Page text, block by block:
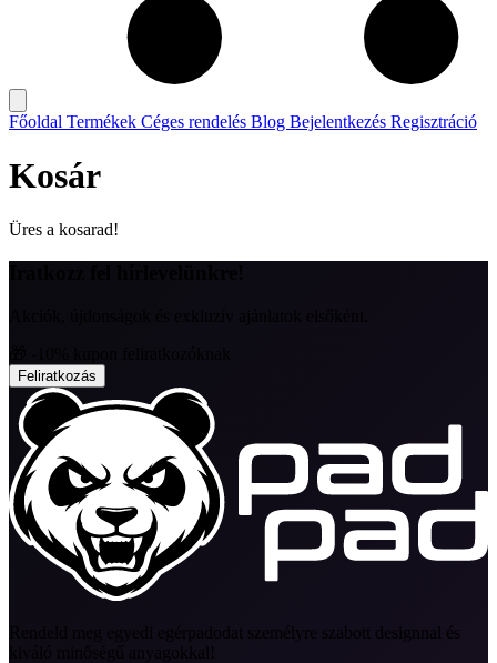
Főoldal Termékek Céges rendelés Blog Bejelentkezés Regisztráció
Kosár
Üres a kosarad!
Feliratkozás
Rendeld meg egyedi egérpadodat személyre szabott designnal és
kiváló minőségű anyagokkal!